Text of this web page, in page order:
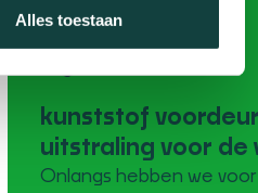
Alles toestaan
kunststof
uitstraling voor de
Onlangs hebben we